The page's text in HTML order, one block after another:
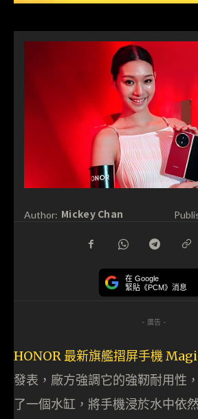
Author: Mickey Chan
在 Google
緊貼《PCM》消息
- 廣告 -
HONOR 最新旗艦摺屏手機
發表，廠方強調它的強靭耐用性
了一個水缸，將手機浸於水中依